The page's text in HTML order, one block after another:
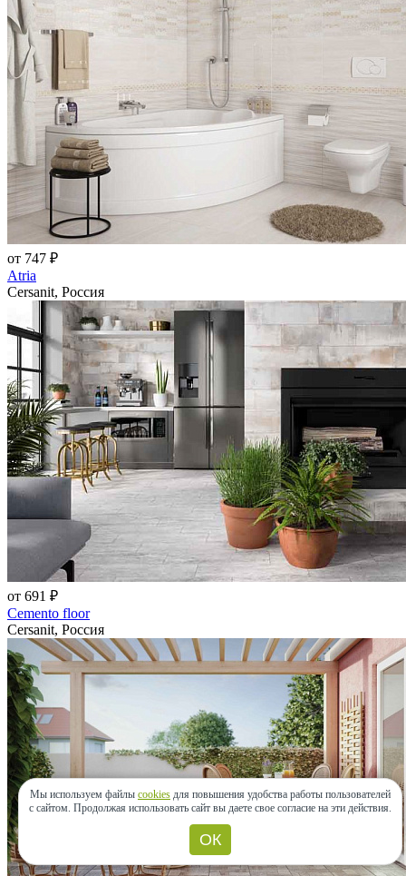
от 747 ₽
Atria
Cersanit, Россия
от 691 ₽
Cemento floor
Cersanit, Россия
Мы используем файлы cookies для повышения удобства работы пользователей
с сайтом. Продолжая использовать сайт вы даете свое согласие на эти действия.
ОК